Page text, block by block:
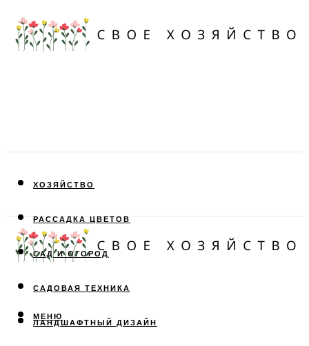
ХОЗЯЙСТВО
РАССАДКА ЦВЕТОВ
САД И ОГОРОД
САДОВАЯ ТЕХНИКА
ЛАНДШАФТНЫЙ ДИЗАЙН
МЕНЮ